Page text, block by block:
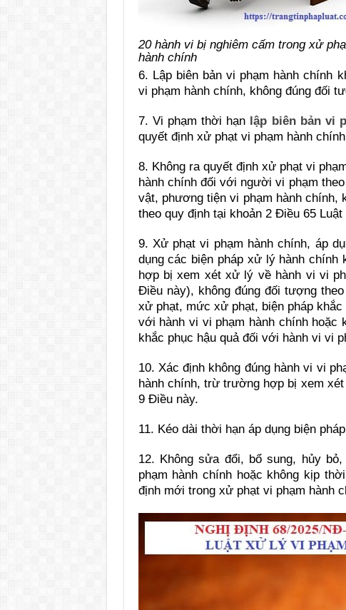
20 hành vi bị nghiêm cấm trong xử
hành chính
6. Lập biên bản vi phạm hành chính
vi phạm hành chính, không đúng đối
7. Vi phạm thời hạn lập biên bản vi
quyết định xử phạt vi phạm hành
8. Không ra quyết định xử phạt vi
hành chính đối với người vi phạm
vật, phương tiện vi phạm hành chính,
theo quy định tại khoản 2 Điều 65
9. Xử phạt vi phạm hành chính, áp
dụng các biện pháp xử lý hành
hợp bị xem xét xử lý về hành vi vi
Điều này), không đúng đối tượng
xử phạt, mức xử phạt, biện pháp khắc
với hành vi vi phạm hành chính hoặc
khắc phục hậu quả đối với hành vi vi
10. Xác định không đúng hành vi vi
hành chính, trừ trường hợp bị xem
9 Điều này.
11. Kéo dài thời hạn áp dụng biện
12. Không sửa đổi, bổ sung, hủy
phạm hành chính hoặc không kịp
định mới trong xử phạt vi phạm hành